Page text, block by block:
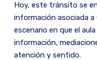
Hoy, este tránsito se
información asociada
escenario en que el
información,
atención y sentido.